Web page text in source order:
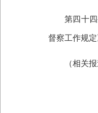
第四十四
督察工作规定
（相关报